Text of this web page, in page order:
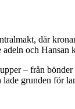
där
och
– från
grunden för